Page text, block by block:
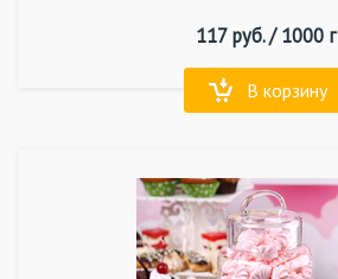
117руб. /1000 г
В корзину